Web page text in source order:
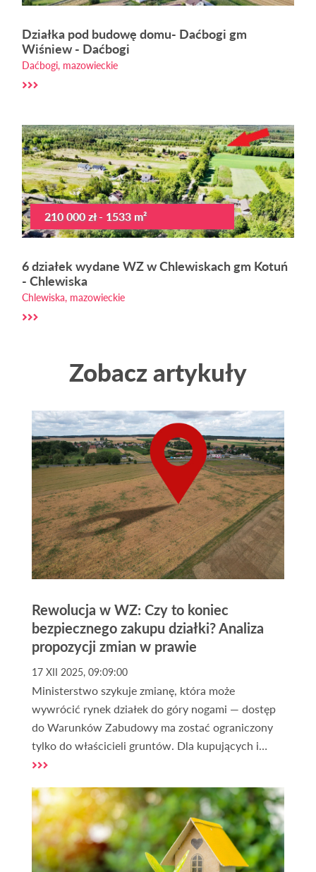
Działka pod budowę domu- Daćbogi gm
Wiśniew - Daćbogi
Daćbogi, mazowieckie
210 000 zł - 1533 m²
6 działek wydane WZ w Chlewiskach gm Kotuń
- Chlewiska
Chlewiska, mazowieckie
Zobacz artykuły
Rewolucja w WZ: Czy to koniec
bezpiecznego zakupu działki? Analiza
propozycji zmian w prawie
17 XII 2025, 09:09:00
Ministerstwo szykuje zmianę, która może
wywrócić rynek działek do góry nogami — dostęp
do Warunków Zabudowy ma zostać ograniczony
tylko do właścicieli gruntów. Dla kupujących i
inwestorów oznacza to nowe ryzyka, droższe
działki przed zakupem”. Sprawdź, czy nadchodzący
chaos to realne zagrożenie, czy szansa na
uporządkowanie rynku — zanim podejmiesz
decyzję o zakupie gruntu.